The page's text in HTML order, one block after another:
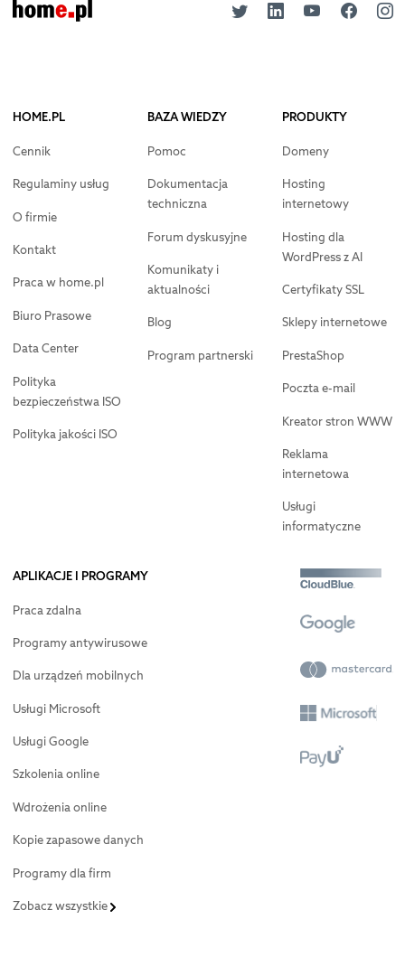
HOME.PL
Cennik
Regulaminy usług
O firmie
Kontakt
Praca w home.pl
Biuro Prasowe
Data Center
Polityka
bezpieczeństwa ISO
Polityka jakości ISO
BAZA WIEDZY
Pomoc
Dokumentacja
techniczna
Forum dyskusyjne
Komunikaty i
aktualności
Blog
Program partnerski
PRODUKTY
Domeny
Hosting
internetowy
Hosting dla
WordPress z AI
Certyfikaty SSL
Sklepy internetowe
PrestaShop
Poczta e-mail
Kreator stron WWW
Reklama
internetowa
Usługi
informatyczne
APLIKACJE I PROGRAMY
Praca zdalna
Programy antywirusowe
Dla urządzeń mobilnych
Usługi Microsoft
Usługi Google
Szkolenia online
Wdrożenia online
Kopie zapasowe danych
Programy dla firm
Zobacz wszystkie